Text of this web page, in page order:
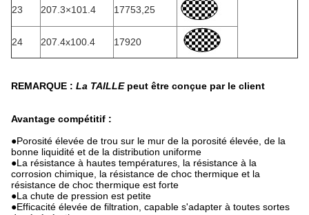
23 207.3×101.4 17753,25
24 207.4x100.4 17920
REMARQUE : La TAILLEpeut être conçue par le client
Avantage compétitif :
●Porosité élevée de trou sur le mur de la porosité élevée, de la
bonne liquidité et de la distribution uniforme
●La résistance à hautes températures, la résistance à la
corrosion chimique, la résistance de choc thermique et la
résistance de choc thermique est forte
●La chute de pression est petite
●Efficacité élevée de filtration, capable s'adapter à toutes sortes